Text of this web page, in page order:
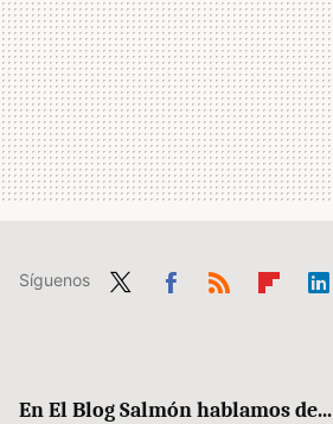
Síguenos
En El Blog Salmón hablamos de...